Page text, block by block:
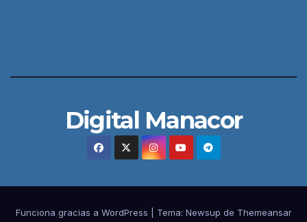
Digital Manacor
Funciona gracias a WordPress Tema: Newsup de Themeansar